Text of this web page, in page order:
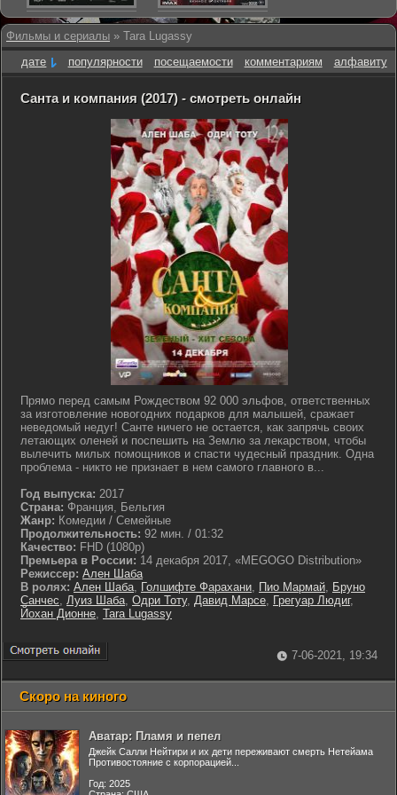
Фильмы и сериалы » Tara Lugassy
дате
популярности посещаемости комментариям алфавиту
Санта и компания (2017) - смотреть онлайн
Прямо перед самым Рождеством 92 000 эльфов, ответственных
за изготовление новогодних подарков для малышей, сражает
неведомый недуг! Санте ничего не остается, как запрячь своих
летающих оленей и поспешить на Землю за лекарством, чтобы
вылечить милых помощников и спасти чудесный праздник. Одна
проблема - никто не признает в н​ем самого главного в...
Год выпуска: 2017
Страна: Франция, Бельгия
Жанр: Комедии / Семейные
Продолжительность: 92 мин. / 01:32
Качество: FHD (1080p)
Премьера в России: 14 декабря 2017, «MEGOGO Distribution»
Режиссер: Ален Шаба
В ролях: Ален Шаба, Голшифте Фарахани, Пио Мармай, Бруно
Санчес, Луиз Шаба, Одри Тоту, Давид Марсе, Грегуар Людиг,
Йохан Дионне, Tara Lugassy
7-06-2021, 19:34
Скоро на киного
Аватар: Пламя и пепел
Джейк Салли Нейтири и их дети переживают смерть Нетейама
Противостояние с корпорацией...
Год: 2025